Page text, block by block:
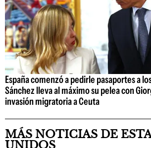
España comenzó a pedirle pasaportes a
Sánchez lleva al máximo su pelea con
invasión migratoria a Ceuta
MÁS NOTICIAS DE